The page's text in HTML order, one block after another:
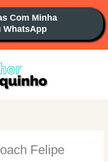
Com Minha
WhatsApp
Felipe